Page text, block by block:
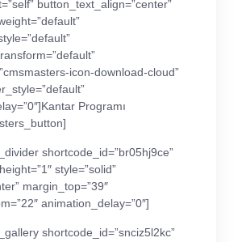
button_text_align=”center”
icon-download-cloud”
Programı
shortcode_id=”br05hj9ce”
style=”solid”
margin_top=”39″
animation_delay=”0″]
shortcode_id=”snciz5l2kc”